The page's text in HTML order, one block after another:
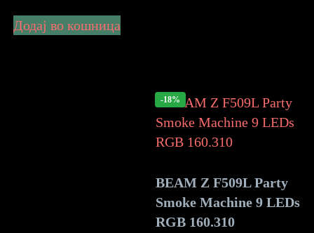
Додај во кошница
-18%
BEAM Z F509L Party
Smoke Machine 9 LEDs
RGB 160.310